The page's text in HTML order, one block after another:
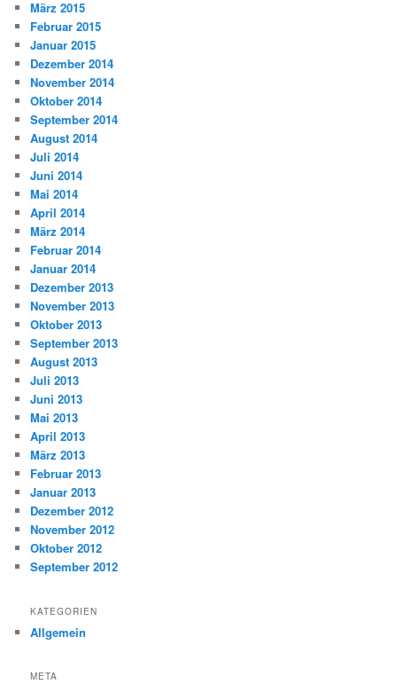
März 2015
Februar 2015
Januar 2015
Dezember 2014
November 2014
Oktober 2014
September 2014
August 2014
Juli 2014
Juni 2014
Mai 2014
April 2014
März 2014
Februar 2014
Januar 2014
Dezember 2013
November 2013
Oktober 2013
September 2013
August 2013
Juli 2013
Juni 2013
Mai 2013
April 2013
März 2013
Februar 2013
Januar 2013
Dezember 2012
November 2012
Oktober 2012
September 2012
KATEGORIEN
Allgemein
META